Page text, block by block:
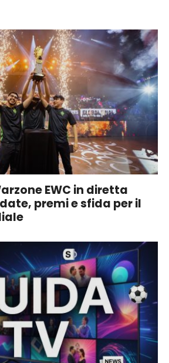
EWC in diretta
premi e sfida per il